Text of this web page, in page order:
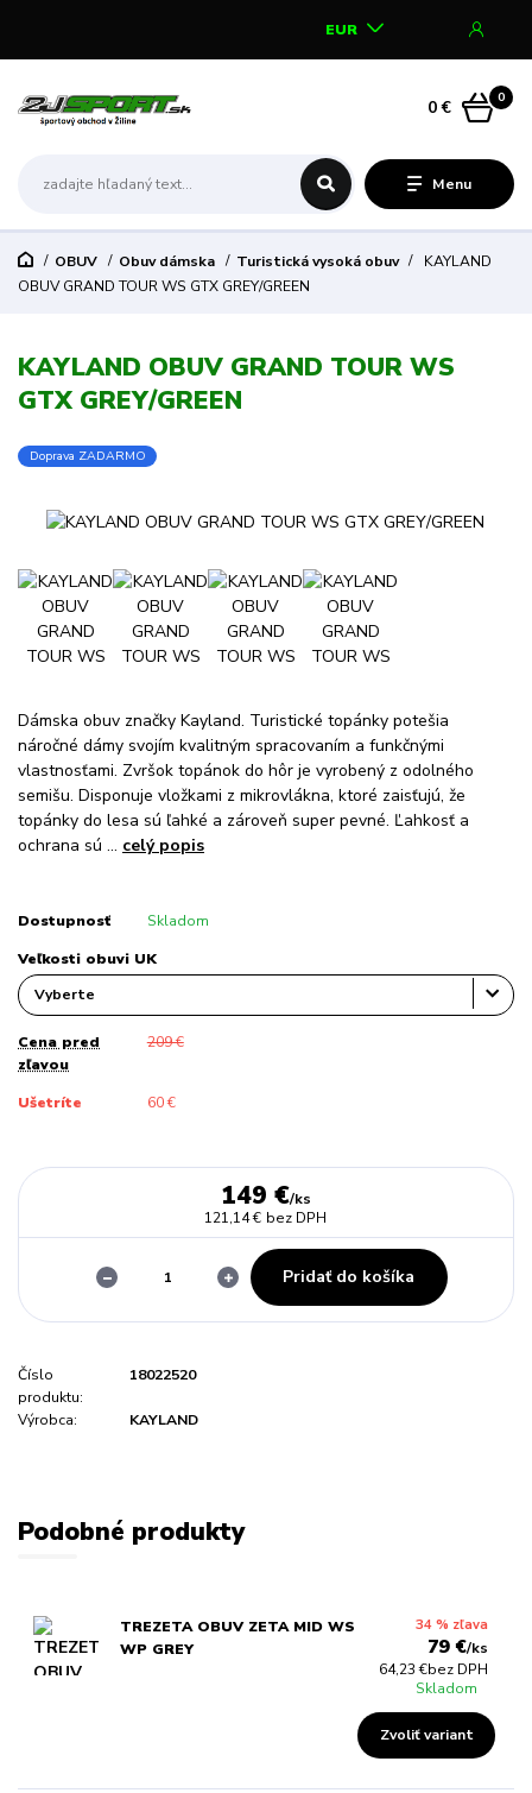
Menu
EUR
0
0 €
OBUV Obuv dámska Turistická vysoká obuv
KAYLAND
OBUV GRAND TOUR WS GTX GREY/GREEN
KAYLAND OBUV GRAND TOUR WS
GTX GREY/GREEN
Doprava ZADARMO
Dámska obuv značky Kayland. Turistické topánky potešia
náročné dámy svojím kvalitným spracovaním a funkčnými
vlastnosťami. Zvršok topánok do hôr je vyrobený z odolného
semišu. Disponuje vložkami z mikrovlákna, ktoré zaisťujú, že
topánky do lesa sú ľahké a zároveň super pevné. Ľahkosť a
ochrana sú ... celý popis
Dostupnosť Skladom
Veľkosti obuvi UK
Cena pred
zľavou
209 €
Ušetríte 60 €
149 €/ks
121,14 € bez DPH
Pridať do košíka
Číslo
produktu:
18022520
Výrobca: KAYLAND
Podobné produkty
TREZETA OBUV ZETA MID WS
WP GREY
34 % zľava
79 €/ks
64,23 €bez DPH
Skladom
Zvoliť variant